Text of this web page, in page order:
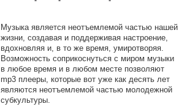
Музыка является неотъемлемой частью нашей
жизни, создавая и поддерживая настроение,
вдохновляя и, в то же время, умиротворяя.
Возможность соприкоснуться с миром музыки
в любое время и в любом месте позволяют
mp3 плееры, которые вот уже как десять лет
являются неотъемлемой частью молодежной
субкультуры.